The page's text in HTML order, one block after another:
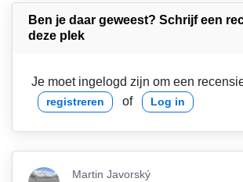
Ben je daar geweest? Schrijf een
deze plek
Je moet ingelogd zijn om een
registreren of Log in
Martin Javorský